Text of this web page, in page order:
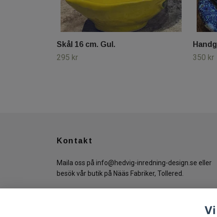
Skål 16 cm. Gul.
295 kr 350 kr
Kontakt
Maila oss på info@hedvig-inredning-design.se eller
besök vår butik på Nääs Fabriker, Tollered.